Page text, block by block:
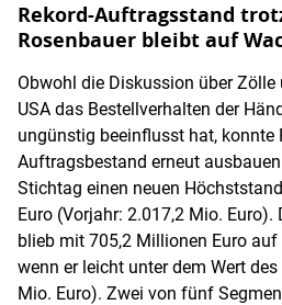
Rekord-Auftragsstand
Rosenbauer bleibt auf
Obwohl die Diskussion über Zölle
USA das Bestellverhalten der
ungünstig beeinflusst hat, konnte
Auftragsbestand erneut
Stichtag einen neuen
Euro (Vorjahr: 2.017,2 Mio.
blieb mit 705,2 Millionen Euro
wenn er leicht unter dem Wert
Mio. Euro). Zwei von fünf